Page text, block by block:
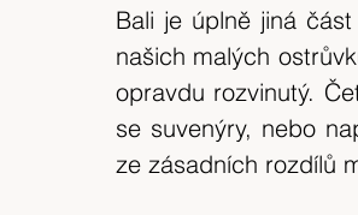
expedice Skotské
výlet 2018 Srílanka
Bali je úplně jiná
našich malých
opravdu rozvinutý.
se suvenýry, nebo
ze zásadních rozdílů